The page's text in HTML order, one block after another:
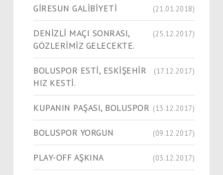
GİRESUN GALİBİYETİ (21.01.2018)
DENİZLİ MAÇI SONRASI,
GÖZLERİMİZ GELECEKTE.
(25.12.2017)
BOLUSPOR ESTİ, ESKİŞEHİR
HIZ KESTİ.
(17.12.2017)
KUPANIN PAŞASI, BOLUSPOR (13.12.2017)
BOLUSPOR YORGUN (09.12.2017)
PLAY-OFF AŞKINA (03.12.2017)